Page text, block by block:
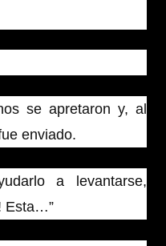
se apretaron y, al
enviado.
a levantarse,
Esta…”